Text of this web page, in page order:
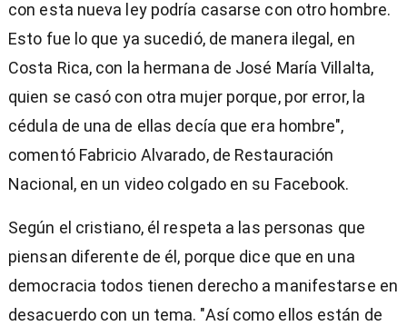
con esta nueva ley podría casarse con otro hombre.
Esto fue lo que ya sucedió, de manera ilegal, en
Costa Rica, con la hermana de José María Villalta,
quien se casó con otra mujer porque, por error, la
cédula de una de ellas decía que era hombre",
comentó Fabricio Alvarado, de Restauración
Nacional, en un video colgado en su Facebook.
Según el cristiano, él respeta a las personas que
piensan diferente de él, porque dice que en una
democracia todos tienen derecho a manifestarse en
desacuerdo con un tema. "Así como ellos están de